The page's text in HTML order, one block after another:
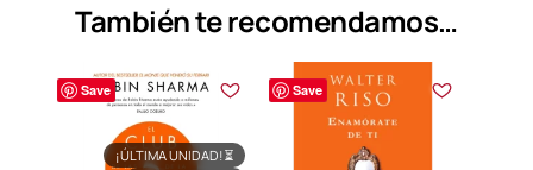
También te recomendamos…
Save
¡ÚLTIMA UNIDAD!⏳
Save